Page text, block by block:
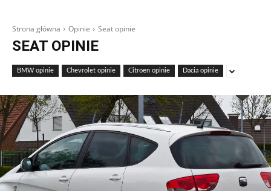
Strona główna Opinie Seat opinie
SEAT OPINIE
BMW opinie Chevrolet opinie Citroen opinie Dacia opinie